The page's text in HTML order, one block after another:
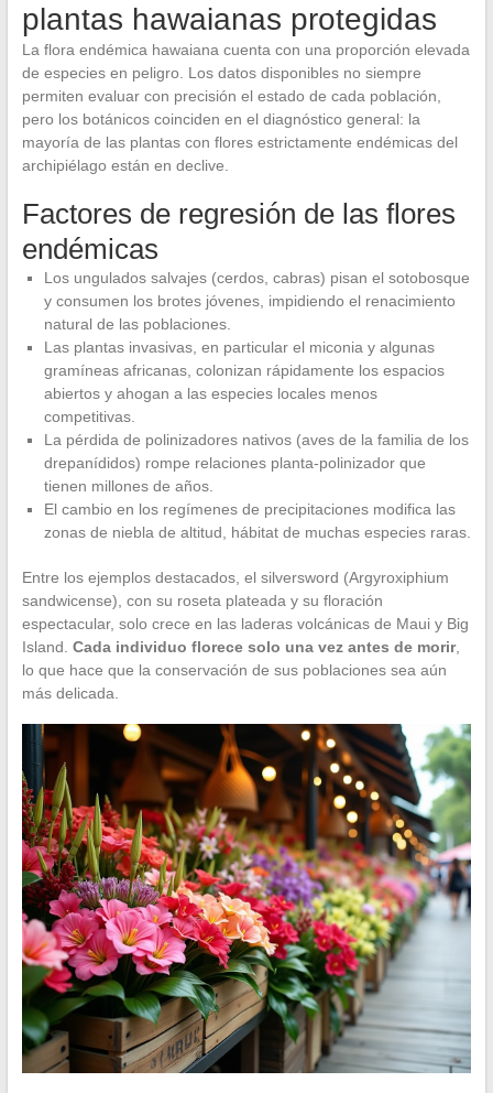
plantas hawaianas protegidas
La flora endémica hawaiana cuenta con una proporción elevada
de especies en peligro. Los datos disponibles no siempre
permiten evaluar con precisión el estado de cada población,
pero los botánicos coinciden en el diagnóstico general: la
mayoría de las plantas con flores estrictamente endémicas del
archipiélago están en declive.
Factores de regresión de las flores
endémicas
Los ungulados salvajes (cerdos, cabras) pisan el sotobosque
y consumen los brotes jóvenes, impidiendo el renacimiento
natural de las poblaciones.
Las plantas invasivas, en particular el miconia y algunas
gramíneas africanas, colonizan rápidamente los espacios
abiertos y ahogan a las especies locales menos
competitivas.
La pérdida de polinizadores nativos (aves de la familia de los
drepanídidos) rompe relaciones planta-polinizador que
tienen millones de años.
El cambio en los regímenes de precipitaciones modifica las
zonas de niebla de altitud, hábitat de muchas especies raras.
Entre los ejemplos destacados, el silversword (Argyroxiphium
sandwicense), con su roseta plateada y su floración
espectacular, solo crece en las laderas volcánicas de Maui y Big
Island. Cada individuo florece solo una vez antes de morir,
lo que hace que la conservación de sus poblaciones sea aún
más delicada.